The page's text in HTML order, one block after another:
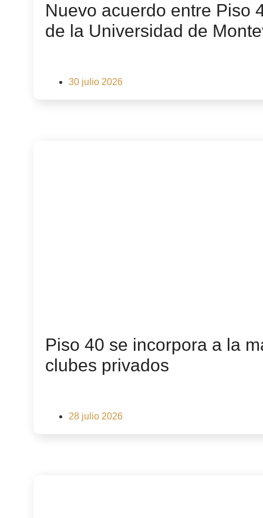
Nuevo acuerdo entre Piso
de la Universidad de
30 julio 2026
Piso 40 se incorpora a la
clubes privados
28 julio 2026